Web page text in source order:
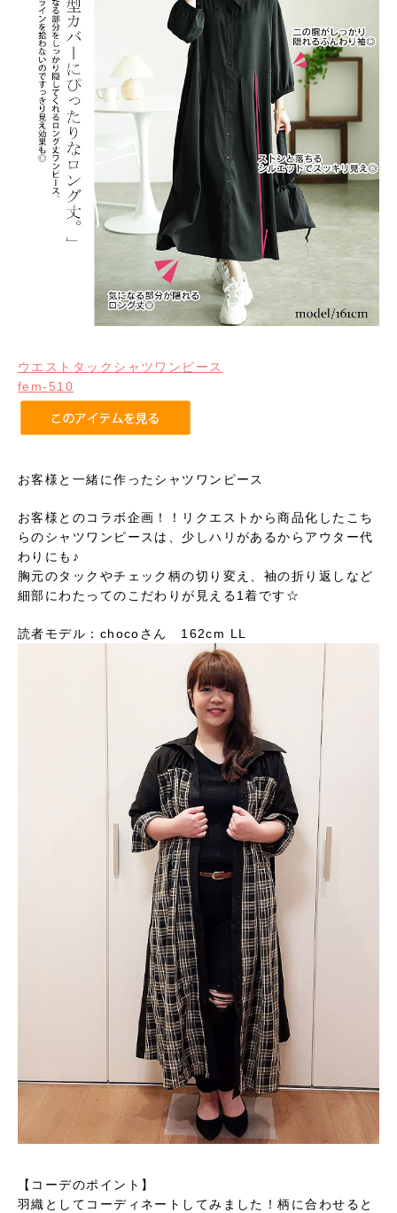
ウエストタックシャツワンピース
fem-510
お客様と一緒に作ったシャツワンピース
お客様とのコラボ企画！！リクエストから商品化したこち
らのシャツワンピースは、少しハリがあるからアウター代
わりにも♪
胸元のタックやチェック柄の切り変え、袖の折り返しなど
細部にわたってのこだわりが見える1着です☆
読者モデル：chocoさん 162cm LL
【コーデのポイント】
羽織としてコーディネートしてみました！柄に合わせると